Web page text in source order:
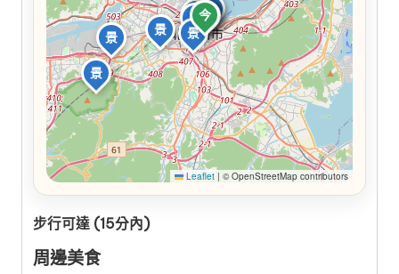
今
景
景
景
景
景
景
景
食
食
食
食
食
Leaflet | © OpenStreetMap contributors
步行可達 (15分內)
周邊美食